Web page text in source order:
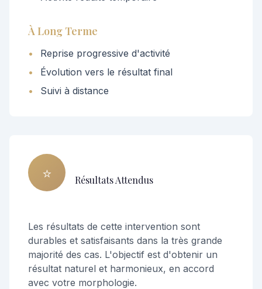
À Long Terme
•
Reprise progressive d'activité
•
Évolution vers le résultat final
•
Suivi à distance
⭐ Résultats Attendus
Les résultats de cette intervention sont
durables et satisfaisants dans la très grande
majorité des cas. L'objectif est d'obtenir un
résultat naturel et harmonieux, en accord
avec votre morphologie.